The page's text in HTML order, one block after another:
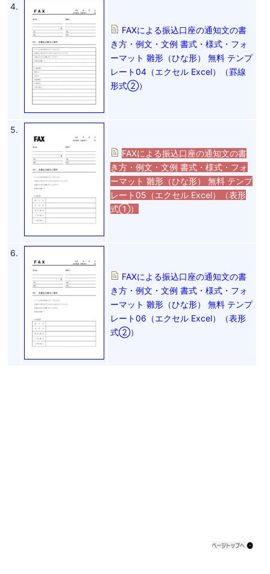
4.
FAXによる振込口座の通知文の書
き方・例文・文例 書式・様式・フォ
ーマット 雛形（ひな形） 無料 テンプ
レート04（エクセル Excel）（罫線
形式②）
5.
FAXによる振込口座の通知文の書
き方・例文・文例 書式・様式・フォ
ーマット 雛形（ひな形） 無料 テンプ
レート05（エクセル Excel）（表形
式①）
6.
FAXによる振込口座の通知文の書
き方・例文・文例 書式・様式・フォ
ーマット 雛形（ひな形） 無料 テンプ
レート06（エクセル Excel）（表形
式②）